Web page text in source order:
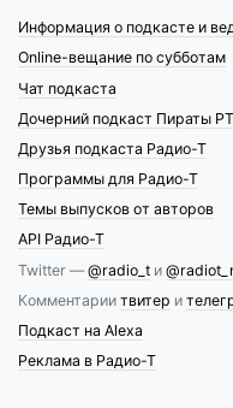
Информация о подкасте и
Online-вещание по субботам
Чат подкаста
Дочерний подкаст Пираты РТ
Друзья подкаста Радио-Т
Программы для Радио-Т
Темы выпусков от авторов
API Радио-Т
Twitter —@radio_t и
Комментарии твитер и
Подкаст на Alexa
Реклама в Радио-Т